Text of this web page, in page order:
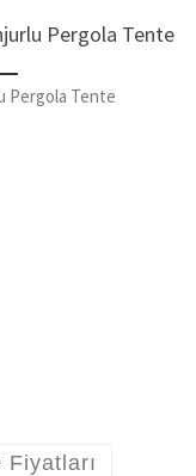
Pergola Tente
Fiyatları